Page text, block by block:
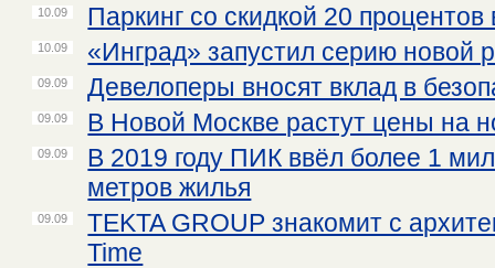
10.09 Паркинг со скидкой 20
10.09 «Инград» запустил серию новой
09.09 Девелоперы вносят вклад в
09.09 В Новой Москве растут цены на
09.09
В 2019 году ПИК ввёл более 1
метров жилья
09.09
TEKTA GROUP знакомит с
Time